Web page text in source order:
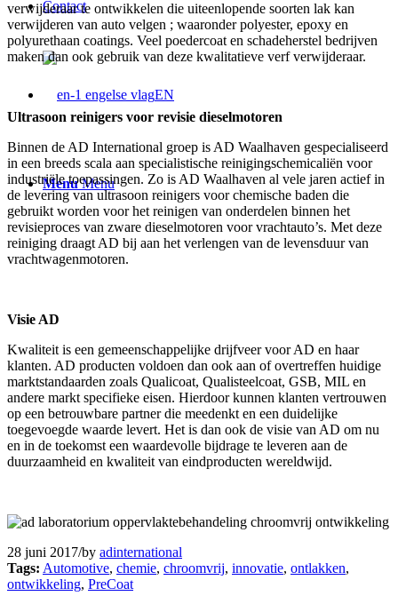
Contact
EN
Menu Menu
verwijderaar te ontwikkelen die uiteenlopende soorten lak kan
verwijderen van auto velgen ; waaronder polyester, epoxy en
polyurethaan coatings. Veel poedercoat en schadeherstel bedrijven
maken dan ook gebruik van deze kwalitatieve verf verwijderaar.
Ultrasoon reinigers voor revisie dieselmotoren
Binnen de AD International groep is AD Waalhaven gespecialiseerd
in een breeds scala aan specialistische reinigingschemicaliën voor
industriële toepassingen. Zo is AD Waalhaven al vele jaren actief in
de levering van ultrasoon reinigers voor chemische baden die
gebruikt worden voor het reinigen van onderdelen binnen het
revisieproces van zware dieselmotoren voor vrachtauto’s. Met deze
reiniging draagt AD bij aan het verlengen van de levensduur van
vrachtwagenmotoren.
Visie AD
Kwaliteit is een gemeenschappelijke drijfveer voor AD en haar
klanten. AD producten voldoen dan ook aan of overtreffen huidige
marktstandaarden zoals Qualicoat, Qualisteelcoat, GSB, MIL en
andere markt specifieke eisen. Hierdoor kunnen klanten vertrouwen
op een betrouwbare partner die meedenkt en een duidelijke
toegevoegde waarde levert. Het is dan ook de visie van AD om nu
en in de toekomst een waardevolle bijdrage te leveren aan de
duurzaamheid en kwaliteit van eindproducten wereldwijd.
28 juni 2017/by adinternational
Tags: Automotive, chemie, chroomvrij, innovatie, ontlakken,
ontwikkeling, PreCoat